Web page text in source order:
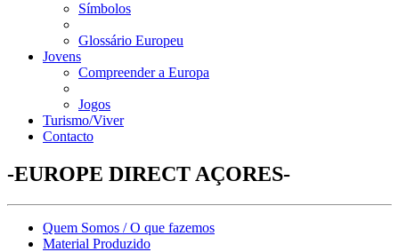
Símbolos
Glossário Europeu
Jovens
Compreender a Europa
Jogos
Turismo/Viver
Contacto
-EUROPE DIRECT AÇORES-
Quem Somos / O que fazemos
Material Produzido